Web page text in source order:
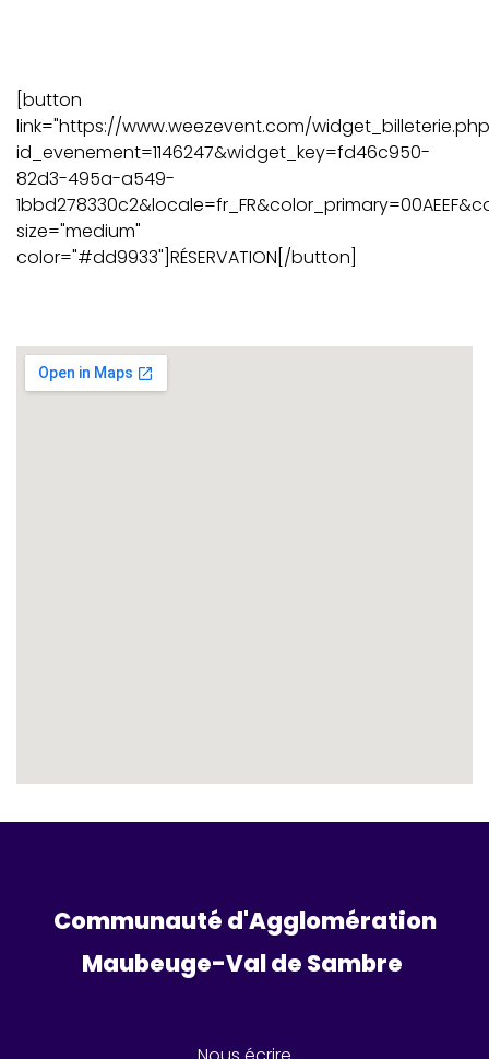
[button
link="https://www.weezevent.com/
id_evenement=1146247&widget_key=fd46c950-
82d3-495a-a549-
size="medium"
color="#dd9933"]RÉSERVATION[/button]
Communauté d'Agglomération
Maubeuge-Val de Sambre